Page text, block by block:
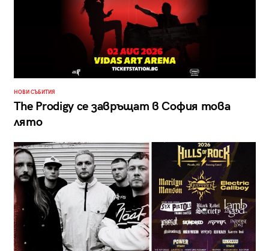
НОВИ СЪБИТИЯ
The Prodigy се завръщат в София това
лято